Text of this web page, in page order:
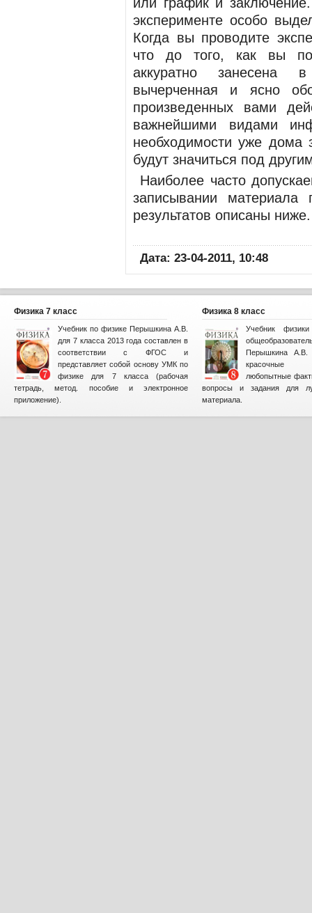
эксперименте особо
Ког­да вы проводите
что до того, как вы
аккуратно занесена
вычерченная и ясно
произведенных вами
важней­шими видами
необходимости уже дома
будут значиться под
Наиболее часто
запи­сывании
результатов описаны ниже.
Дата: 23-04-2011, 10:48
Физика 7 класс
Учебник по физике Перышкина А.В.
для 7 класса 2013 года составлен в
соответствии с ФГОС и
представляет собой основу УМК по
физике для 7 класса (рабочая
тетрадь, метод. пособие и электронное
приложение).
Физика 8 класс
Учебник
Перышкина А.В.
красочные
любопытные
вопросы и задания для
материала.